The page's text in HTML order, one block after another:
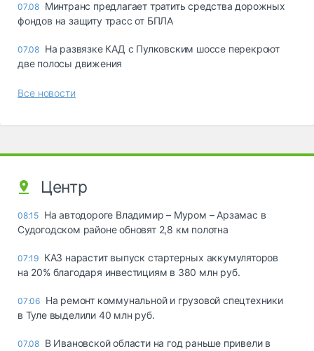
07.08 Минтранс предлагает тратить средства дорожных
фондов на защиту трасс от БПЛА
07.08 На развязке КАД с Пулковским шоссе перекроют
две полосы движения
Все новости
Центр
08:15 На автодороге Владимир – Муром – Арзамас в
Судогодском районе обновят 2,8 км полотна
07:19 КАЗ нарастит выпуск стартерных аккумуляторов
на 20% благодаря инвестициям в 380 млн руб.
07:06 На ремонт коммунальной и грузовой спецтехники
в Туле выделили 40 млн руб.
07.08 В Ивановской области на год раньше привели в